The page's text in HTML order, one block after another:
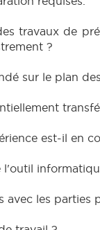
travaux de
?
sur le plan
est-il en
les parties